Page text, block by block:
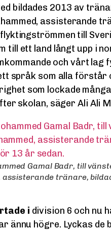
bildades 2013 av
assisterande
till
till ett land långt upp i
och vårt lag
språk som alla förstår
som lockade
skolan, säger Ali Ali
Gamal Badr, till
assisterande tränare,
i division 6 och nu
ännu högre. Lyckas de